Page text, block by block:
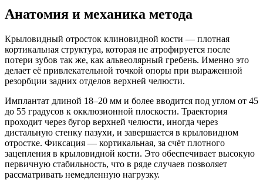
Анатомия и механика метода
Крыловидный отросток клиновидной кости — плотная
кортикальная структура, которая не атрофируется после
потери зубов так же, как альвеолярный гребень. Именно это
делает её привлекательной точкой опоры при выраженной
резорбции задних отделов верхней челюсти.
Имплантат длиной 18–20 мм и более вводится под углом от 45
до 55 градусов к окклюзионной плоскости. Траектория
проходит через бугор верхней челюсти, иногда через
дистальную стенку пазухи, и завершается в крыловидном
отростке. Фиксация — кортикальная, за счёт плотного
зацепления в крыловидной кости. Это обеспечивает высокую
первичную стабильность, что в ряде случаев позволяет
рассматривать немедленную нагрузку.